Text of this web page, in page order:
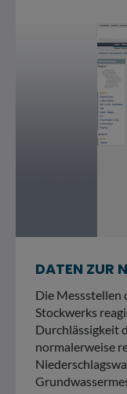
DATEN ZUR
Die Messstellen
Stockwerks
Durchlässigkeit
normalerweise